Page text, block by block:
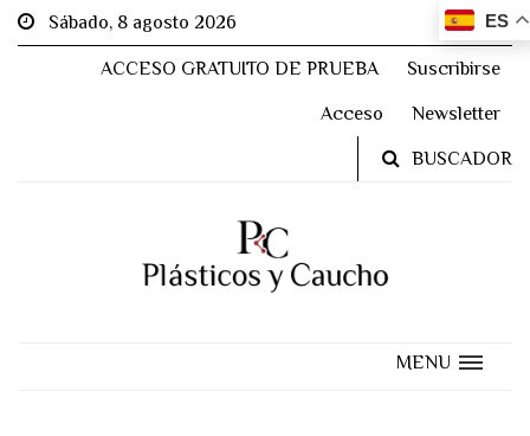
ES
Sábado, 8 agosto 2026
ACCESO GRATUITO DE PRUEBA Suscribirse
Acceso Newsletter
BUSCADOR
MENU